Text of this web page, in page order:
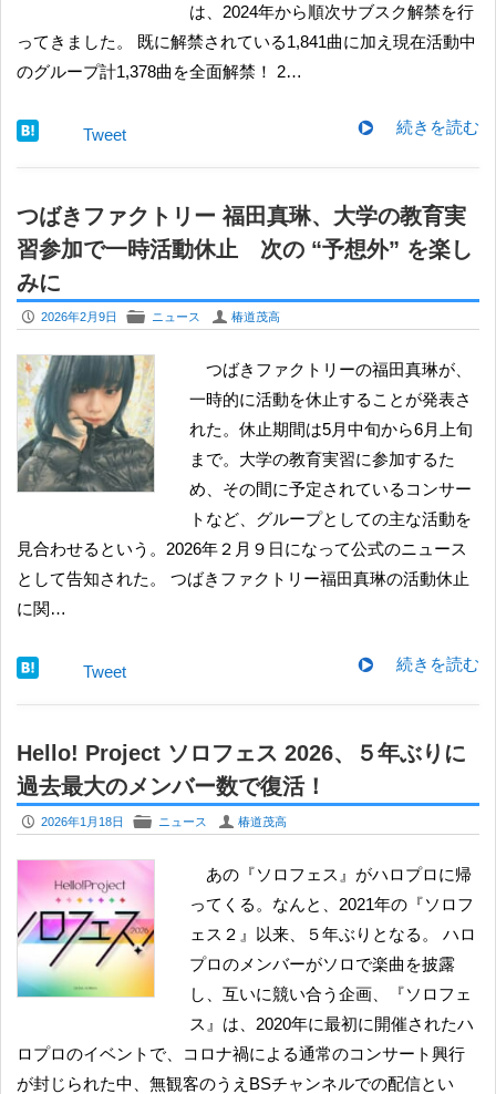
は、2024年から順次サブスク解禁を行
ってきました。 既に解禁されている1,841曲に加え現在活動中
のグループ計1,378曲を全面解禁！ 2…
続きを読む
Tweet
つばきファクトリー 福田真琳、大学の教育実
習参加で一時活動休止 次の “予想外” を楽し
みに
P 2026年2月9日 F ニュース U 椿道茂高
つばきファクトリーの福田真琳が、
一時的に活動を休止することが発表さ
れた。休止期間は5月中旬から6月上旬
まで。大学の教育実習に参加するた
め、その間に予定されているコンサー
トなど、グループとしての主な活動を
見合わせるという。2026年２月９日になって公式のニュース
として告知された。 つばきファクトリー福田真琳の活動休止
に関…
続きを読む
Tweet
Hello! Project ソロフェス 2026、５年ぶりに
過去最大のメンバー数で復活！
P 2026年1月18日 F ニュース U 椿道茂高
あの『ソロフェス』がハロプロに帰
ってくる。なんと、2021年の『ソロフ
ェス２』以来、５年ぶりとなる。 ハロ
プロのメンバーがソロで楽曲を披露
し、互いに競い合う企画、『ソロフェ
ス』は、2020年に最初に開催されたハ
ロプロのイベントで、コロナ禍による通常のコンサート興行
が封じられた中、無観客のうえBSチャンネルでの配信とい